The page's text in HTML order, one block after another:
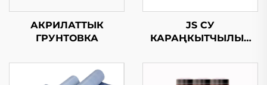
АКРИЛАТТЫК
ГРУНТОВКА
JS СУ
КАРАҢКЫТЧЫЛЫК